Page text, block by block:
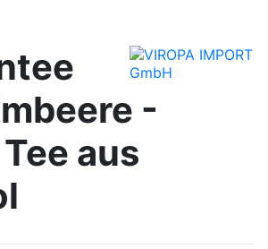
-
aus